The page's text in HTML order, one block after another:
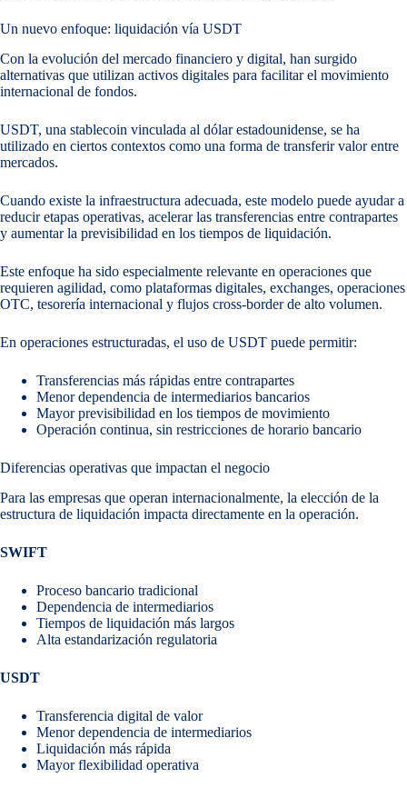
Un nuevo enfoque: liquidación vía USDT
Con la evolución del mercado financiero y digital, han surgido
alternativas que utilizan activos digitales para facilitar el movimiento
internacional de fondos.
USDT, una stablecoin vinculada al dólar estadounidense, se ha
utilizado en ciertos contextos como una forma de transferir valor entre
mercados.
Cuando existe la infraestructura adecuada, este modelo puede ayudar a
reducir etapas operativas, acelerar las transferencias entre contrapartes
y aumentar la previsibilidad en los tiempos de liquidación.
Este enfoque ha sido especialmente relevante en operaciones que
requieren agilidad, como plataformas digitales, exchanges, operaciones
OTC, tesorería internacional y flujos cross-border de alto volumen.
En operaciones estructuradas, el uso de USDT puede permitir:
Transferencias más rápidas entre contrapartes
Menor dependencia de intermediarios bancarios
Mayor previsibilidad en los tiempos de movimiento
Operación continua, sin restricciones de horario bancario
Diferencias operativas que impactan el negocio
Para las empresas que operan internacionalmente, la elección de la
estructura de liquidación impacta directamente en la operación.
SWIFT
Proceso bancario tradicional
Dependencia de intermediarios
Tiempos de liquidación más largos
Alta estandarización regulatoria
USDT
Transferencia digital de valor
Menor dependencia de intermediarios
Liquidación más rápida
Mayor flexibilidad operativa